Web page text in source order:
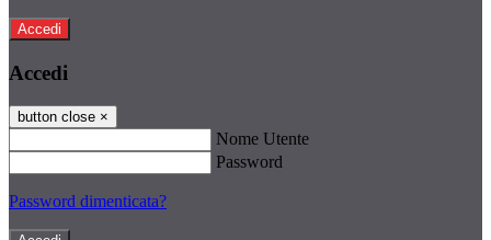
Accedi
Accedi
button close ×
Nome Utente
Password
Password dimenticata?